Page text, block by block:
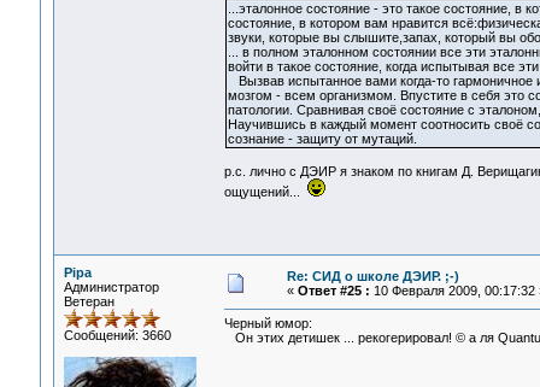
...эталонное состояние - это такое состояние, в
состояние, в котором вам нравится
звуки, которые вы слышите,запах, который вы
... в полном эталонном состоянии все эти
войти в такое состояние, когда испытывая все
Вызвав испытанное вами когда-то
мозгом - всем организмом. Впустите в себя это
патологии. Сравнивая своё состояние с
Научившись в каждый момент соотносить своё
сознание - защиту от мутаций.
р.с. лично с ДЭИР я знаком по книгам Д.
ощущений...
Pipa
Администратор
Ветеран
Сообщений: 3660
Re: СИД о школе ДЭИР. ;-)
« Ответ #25 : 10 Февраля 2009, 00:17:32
Черный юмор:
Он этих детишек ... рекогерировал! © а ля